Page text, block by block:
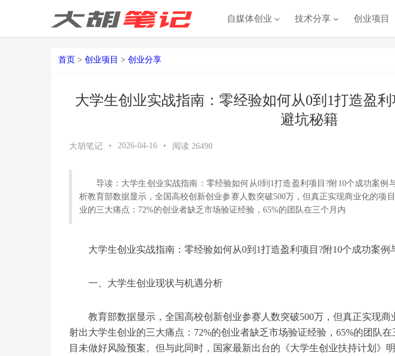
自媒体创业 技术分享 创业项目
首页 > 创业项目 > 创业分享
大学生创业实战指南：零经验如何从0到1打造盈
避坑秘籍
大胡笔记 • 2026-04-16 • 阅读 26490
导读：大学生创业实战指南：零经验如何从0到1打造盈利项目?附10个成功案例
析教育部数据显示，全国高校创新创业参赛人数突破500万，但真正实现商业化的项
业的三大痛点：72%的创业者缺乏市场验证经验，65%的团队在三个月内
大学生创业实战指南：零经验如何从0到1打造盈利项目?附10个成功案例
一、大学生创业现状与机遇分析
教育部数据显示，全国高校创新创业参赛人数突破500万，但真正实现
射出大学生创业的三大痛点：72%的创业者缺乏市场验证经验，65%的团队
目未做好风险预案。但与此同时，国家最新出台的《大学生创业扶持计划》